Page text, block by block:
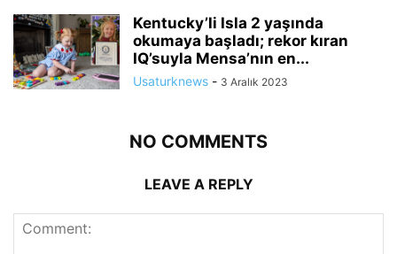
Kentucky’li Isla 2 yaşında
okumaya başladı; rekor kıran
IQ’suyla Mensa’nın en...
Usaturknews - 3 Aralık 2023
NO COMMENTS
LEAVE A REPLY